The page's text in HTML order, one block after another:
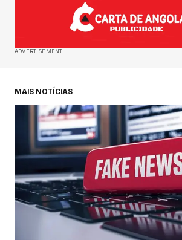
ADVERTISEMENT
MAIS NOTÍCIAS